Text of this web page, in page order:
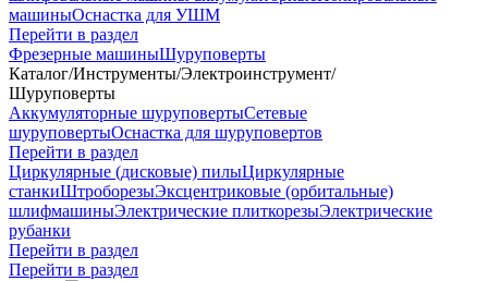
машиныОснастка для УШМ
Перейти в раздел
Фрезерные машиныШуруповерты
Каталог/Инструменты/Электроинструмент/
Шуруповерты
Аккумуляторные шуруповертыСетевые
шуруповертыОснастка для шуруповертов
Перейти в раздел
Циркулярные (дисковые) пилыЦиркулярные
станкиШтроборезыЭксцентриковые (орбитальные)
шлифмашиныЭлектрические плиткорезыЭлектрические
рубанки
Перейти в раздел
Перейти в раздел